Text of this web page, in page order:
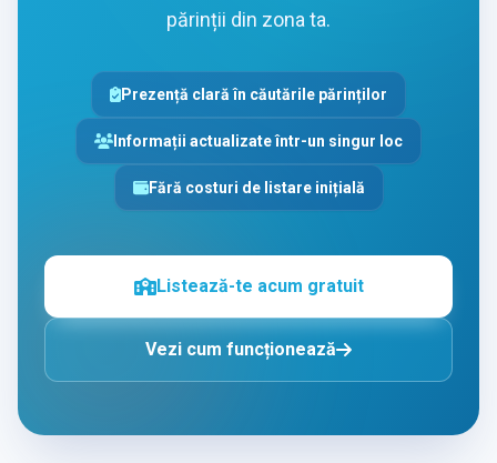
părinții din zona ta.
Prezență clară în căutările părinților
Informații actualizate într-un singur loc
Fără costuri de listare inițială
Listează-te acum gratuit
Vezi cum funcționează